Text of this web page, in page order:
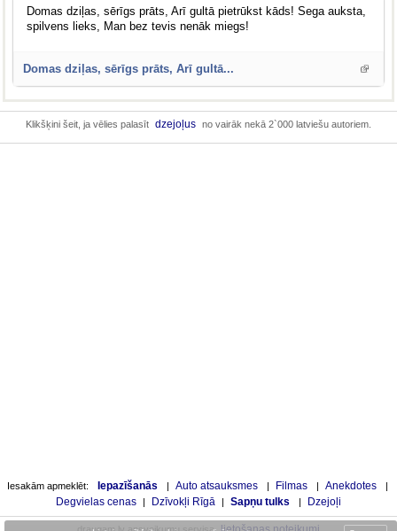
Domas dziļas, sērīgs prāts, Arī gultā pietrūkst kāds! Sega auksta,
spilvens lieks, Man bez tevis nenāk miegs!
Domas dziļas, sērīgs prāts, Arī gultā...
Klikšķini šeit, ja vēlies palasīt dzejoļus no vairāk nekā 2`000 latviešu autoriem.
Iesakām apmeklēt: Iepazīšanās | Auto atsauksmes | Filmas | Anekdotes |
Degvielas cenas | Dzīvokļi Rīgā | Sapņu tulks | Dzejoļi